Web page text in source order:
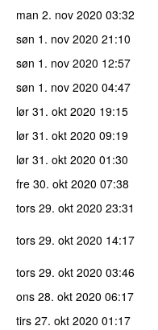
man 2. nov 2020 03:32
søn 1. nov 2020 21:10
søn 1. nov 2020 12:57
søn 1. nov 2020 04:47
lør 31. okt 2020 19:15
lør 31. okt 2020 09:19
lør 31. okt 2020 01:30
fre 30. okt 2020 07:38
tors 29. okt 2020 23:31
tors 29. okt 2020 14:17
tors 29. okt 2020 03:46
ons 28. okt 2020 06:17
tirs 27. okt 2020 01:17